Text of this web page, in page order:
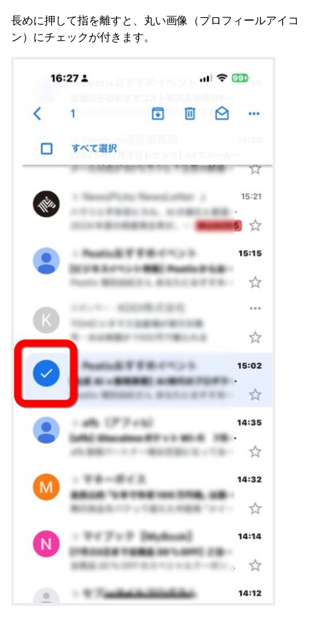
長めに押して指を離すと、丸い画像（プロフィールアイコ
ン）にチェックが付きます。